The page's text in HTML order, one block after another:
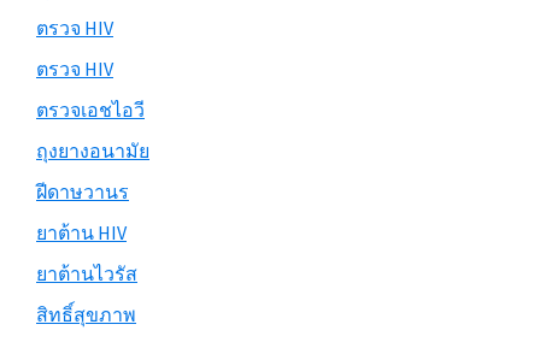
ตรวจ HIV
ตรวจ HIV
ตรวจเอชไอวี
ถุงยางอนามัย
ฝีดาษวานร
ยาต้าน HIV
ยาต้านไวรัส
สิทธิ์สุขภาพ